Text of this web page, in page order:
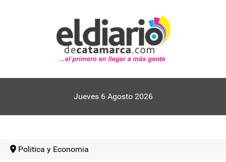
Jueves 6 Agosto 2026
Politica y Economia